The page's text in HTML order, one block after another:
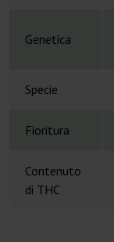
Genetica
Specie
Fioritura
Contenuto
di THC